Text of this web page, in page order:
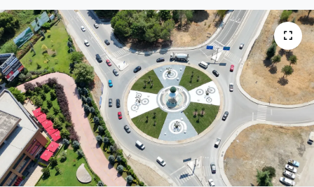
Saruhanlı
Soma
Resmi İlanlar
Tüm Manşetler
Son Dakika Haberleri
Haber Arşivi